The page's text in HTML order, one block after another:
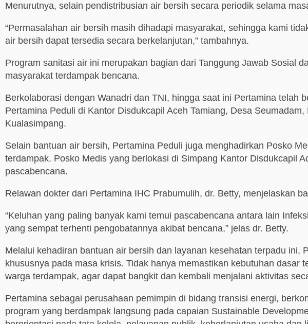
Menurutnya, selain pendistribusian air bersih secara periodik selama
“Permasalahan air bersih masih dihadapi masyarakat, sehingga kami
air bersih dapat tersedia secara berkelanjutan,” tambahnya.
Program sanitasi air ini merupakan bagian dari Tanggung Jawab Sosial
masyarakat terdampak bencana.
Berkolaborasi dengan Wanadri dan TNI, hingga saat ini Pertamina telah
Pertamina Peduli di Kantor Disdukcapil Aceh Tamiang, Desa
Kualasimpang.
Selain bantuan air bersih, Pertamina Peduli juga menghadirkan Posko
terdampak. Posko Medis yang berlokasi di Simpang Kantor Disdukcapil
pascabencana.
Relawan dokter dari Pertamina IHC Prabumulih, dr. Betty, menjelaskan
“Keluhan yang paling banyak kami temui pascabencana antara lain
yang sempat terhenti pengobatannya akibat bencana,” jelas dr. Betty.
Melalui kehadiran bantuan air bersih dan layanan kesehatan terpadu
khususnya pada masa krisis. Tidak hanya memastikan kebutuhan
warga terdampak, agar dapat bangkit dan kembali menjalani aktivitas
Pertamina sebagai perusahaan pemimpin di bidang transisi energi,
program yang berdampak langsung pada capaian Sustainable